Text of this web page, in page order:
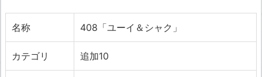
名称 408「ユーイ＆シャク」
カテゴリ 追加10